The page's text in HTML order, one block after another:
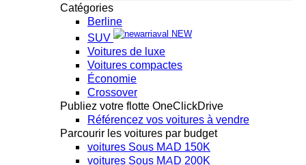
Catégories
Berline
SUV
NEW
Voitures de luxe
Voitures compactes
Économie
Crossover
Publiez votre flotte OneClickDrive
Référencez vos voitures à vendre
Parcourir les voitures par budget
voitures Sous MAD 150K
voitures Sous MAD 200K